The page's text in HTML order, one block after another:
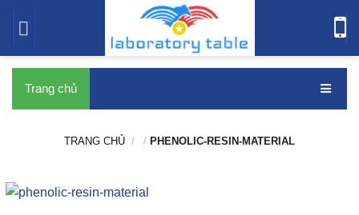
bàn thí nghiệm
Trang chủ
TRANG CHỦ / / PHENOLIC-RESIN-MATERIAL